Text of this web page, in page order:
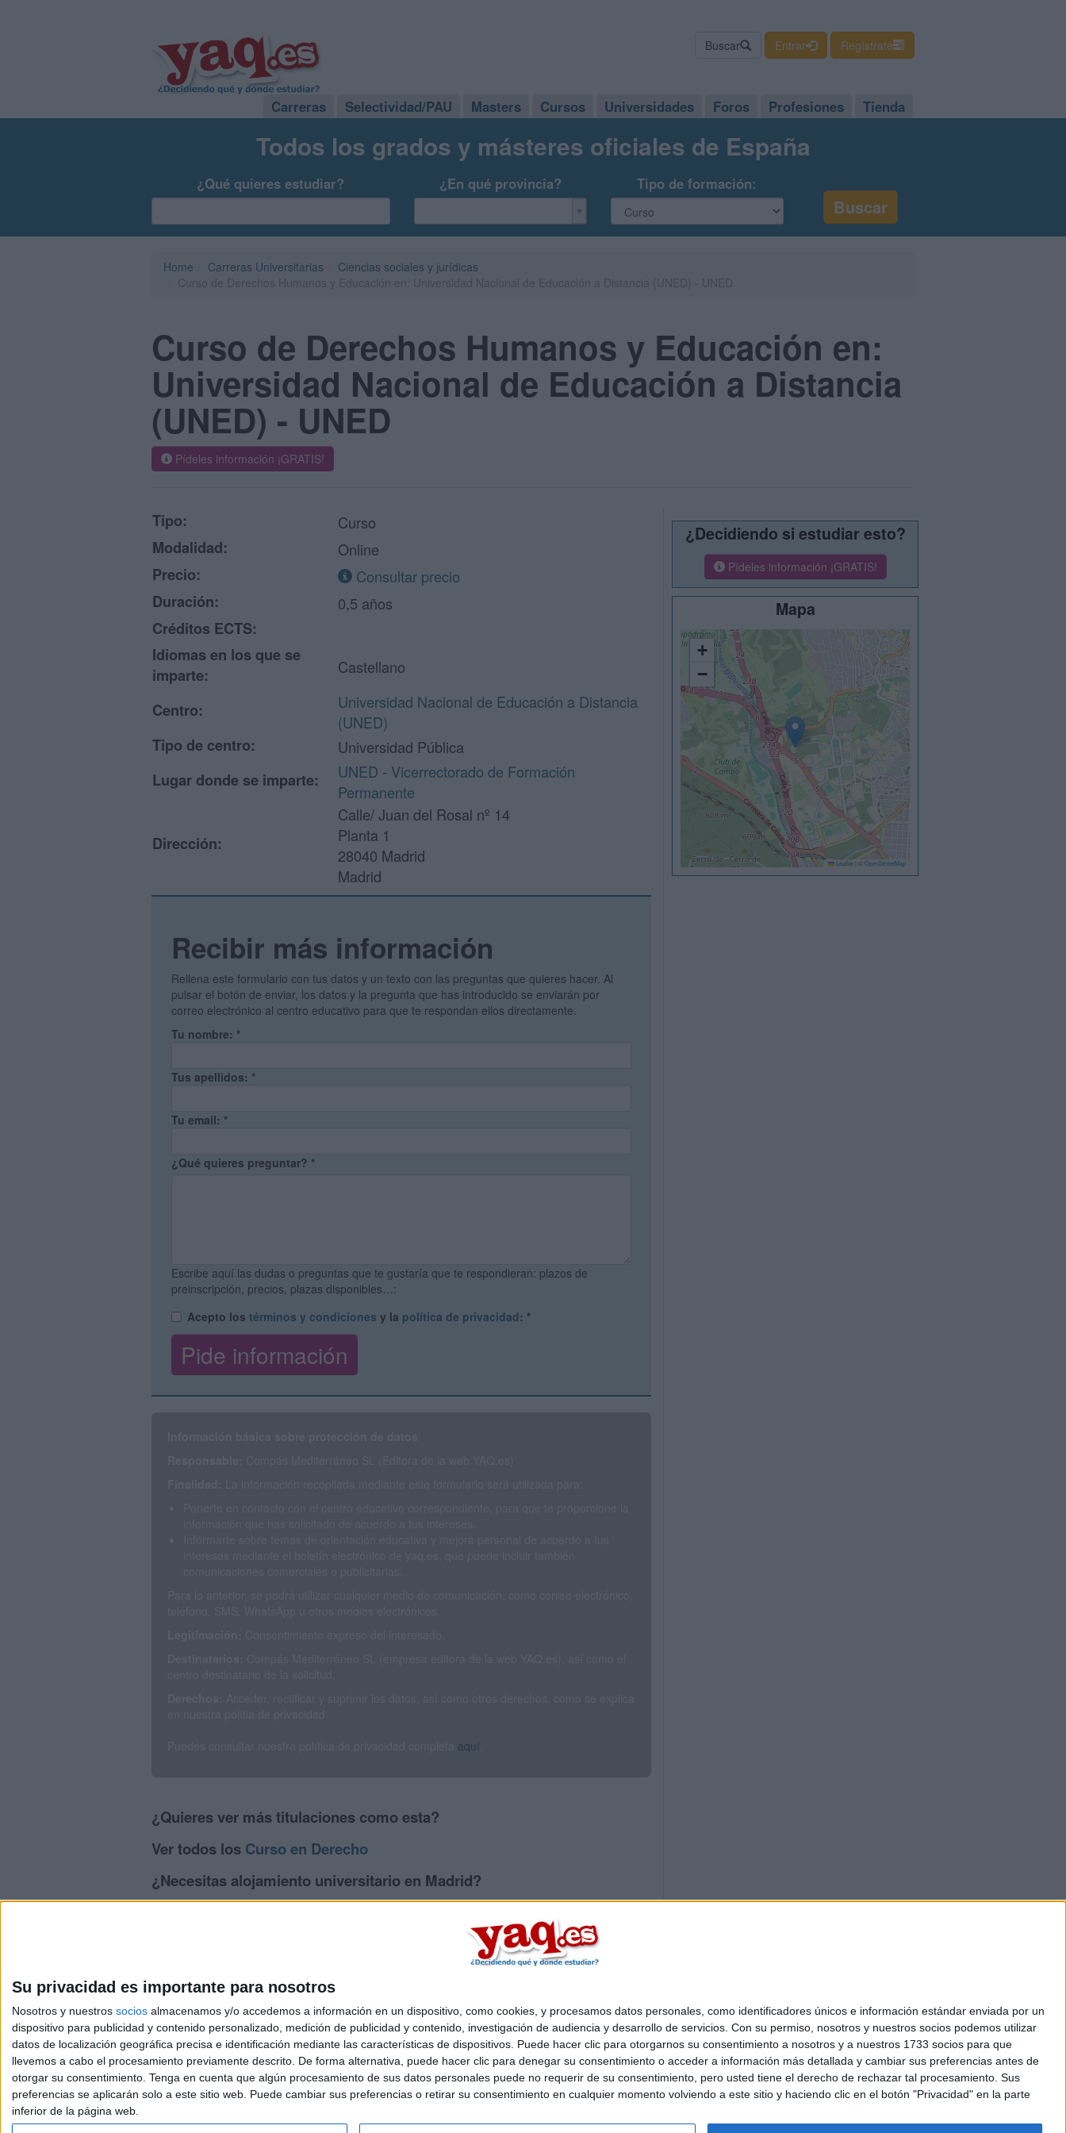
Su privacidad es importante para nosotros
Nosotros y nuestros socios almacenamos y/o accedemos a información en un dispositivo, como cookies, y procesamos datos personales, como identificadores únicos e información estándar enviada por un
dispositivo para publicidad y contenido personalizado, medición de publicidad y contenido, investigación de audiencia y desarrollo de servicios. Con su permiso, nosotros y nuestros socios podemos utilizar
datos de localización geográfica precisa e identificación mediante las características de dispositivos. Puede hacer clic para otorgarnos su consentimiento a nosotros y a nuestros 1733 socios para que
llevemos a cabo el procesamiento previamente descrito. De forma alternativa, puede hacer clic para denegar su consentimiento o acceder a información más detallada y cambiar sus preferencias antes de
otorgar su consentimiento. Tenga en cuenta que algún procesamiento de sus datos personales puede no requerir de su consentimiento, pero usted tiene el derecho de rechazar tal procesamiento. Sus
preferencias se aplicarán solo a este sitio web. Puede cambiar sus preferencias o retirar su consentimiento en cualquier momento volviendo a este sitio y haciendo clic en el botón "Privacidad" en la parte
inferior de la página web.
Buscar Entrar Regístrate
Carreras Selectividad/PAU Masters Cursos Universidades Foros Profesiones Tienda
Todos los grados y másteres oficiales de España
¿Qué quieres estudiar? ¿En qué provincia? Tipo de formación:
Home Carreras Universitarias
Ciencias sociales y jurídicas
Curso de Derechos Humanos y Educación en:
Universidad Nacional de Educación a Distancia
(UNED) - UNED
Pídeles información ¡GRATIS!
Tipo:
Curso
Modalidad:
Online
Precio:
Consultar precio
Duración:
0,5 años
Créditos ECTS:
Idiomas en los que se
imparte:
Castellano
Centro:
Universidad Nacional de Educación a Distancia
(UNED)
Tipo de centro:
Universidad Pública
Lugar donde se imparte:
UNED - Vicerrectorado de Formación
Permanente
Dirección:
Calle/ Juan del Rosal nº 14
Planta 1
28040 Madrid
Madrid
Recibir más información
Rellena este formulario con tus datos y un texto con las preguntas que quieres hacer. Al
pulsar el botón de enviar, los datos y la pregunta que has introducido se enviarán por
correo electrónico al centro educativo para que te respondan ellos directamente.
Tu nombre: *
Tus apellidos: *
Tu email: *
¿Qué quieres preguntar? *
Escribe aquí las dudas o preguntas que te gustaría que te respondieran: plazos de
preinscripción, precios, plazas disponibles…:
Acepto los términos y condiciones y la política de privacidad: *
aquí
¿Quieres ver más titulaciones como esta?
Ver todos los Curso en Derecho
¿Necesitas alojamiento universitario en Madrid?
>> Residencias de estudiantes y colegios mayores en Madrid
¿Decidiendo si estudiar esto?
Pídeles información ¡GRATIS!
Mapa
+
−
Leaflet © OpenStreetMap
Quiénes somos|Contactar|Anúnciate
Aviso legal|Politica de privacidad|Condiciones generales|Política de cookies
© 2003-2026Compás Mediterráneo S.L.- Diego de León 47 - 28006 Madrid [ESPAÑA] - Tel. +34 91 593 2767